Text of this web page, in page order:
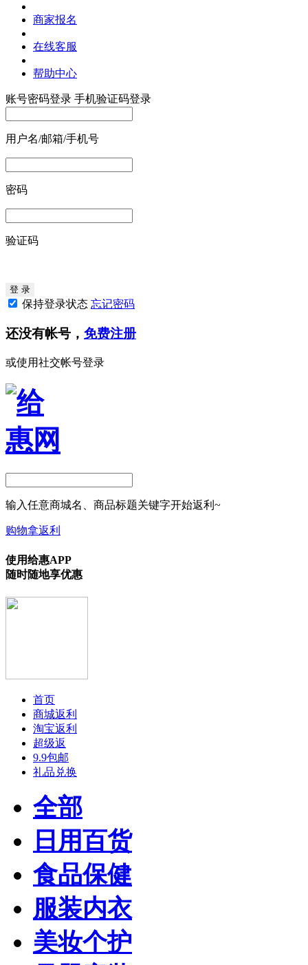
商家报名
在线客服
帮助中心
账号密码登录 手机验证码登录
用户名/邮箱/手机号
密码
验证码
保持登录状态 忘记密码
还没有帐号， 免费注册
或使用社交帐号登录
输入任意商城名、商品标题关键字开始返利~
购物拿返利
使用给惠APP
随时随地享优惠
首页
商城返利
淘宝返利
超级返
9.9包邮
礼品兑换
全部
日用百货
食品保健
服装内衣
美妆个护